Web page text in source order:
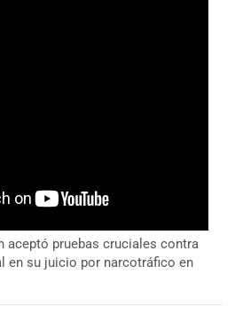
aceptó pruebas cruciales contra
en su juicio por narcotráfico en